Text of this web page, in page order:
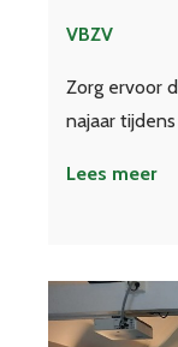
VBZV
Zorg ervoor
najaar
Lees meer